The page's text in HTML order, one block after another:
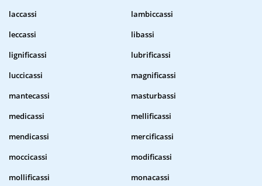
laccassi
lambiccassi
leccassi
libassi
lignificassi
lubrificassi
luccicassi
magnificassi
mantecassi
masturbassi
medicassi
mellificassi
mendicassi
mercificassi
moccicassi
modificassi
mollificassi
monacassi